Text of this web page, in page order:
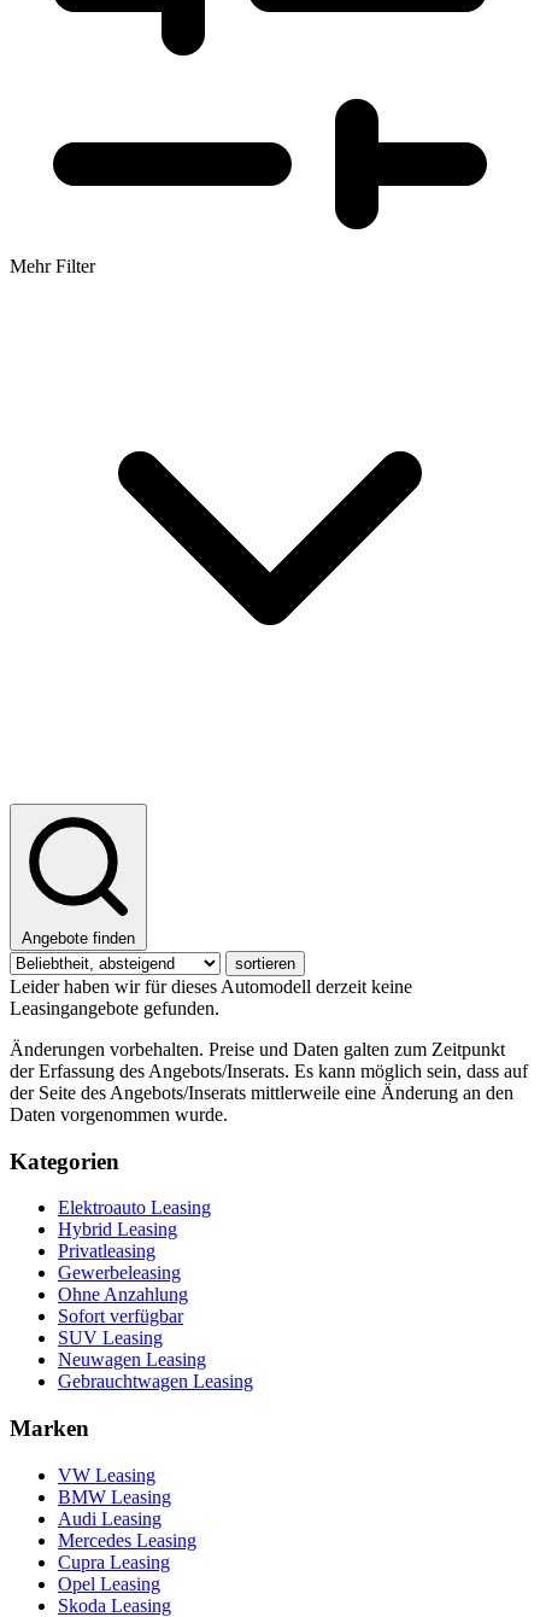
Mehr Filter
Angebote finden
sortieren
Leider haben wir für dieses Automodell derzeit keine
Leasingangebote gefunden.
Änderungen vorbehalten. Preise und Daten galten zum Zeitpunkt
der Erfassung des Angebots/Inserats. Es kann möglich sein, dass auf
der Seite des Angebots/Inserats mittlerweile eine Änderung an den
Daten vorgenommen wurde.
Kategorien
Elektroauto Leasing
Hybrid Leasing
Privatleasing
Gewerbeleasing
Ohne Anzahlung
Sofort verfügbar
SUV Leasing
Neuwagen Leasing
Gebrauchtwagen Leasing
Marken
VW Leasing
BMW Leasing
Audi Leasing
Mercedes Leasing
Cupra Leasing
Opel Leasing
Skoda Leasing